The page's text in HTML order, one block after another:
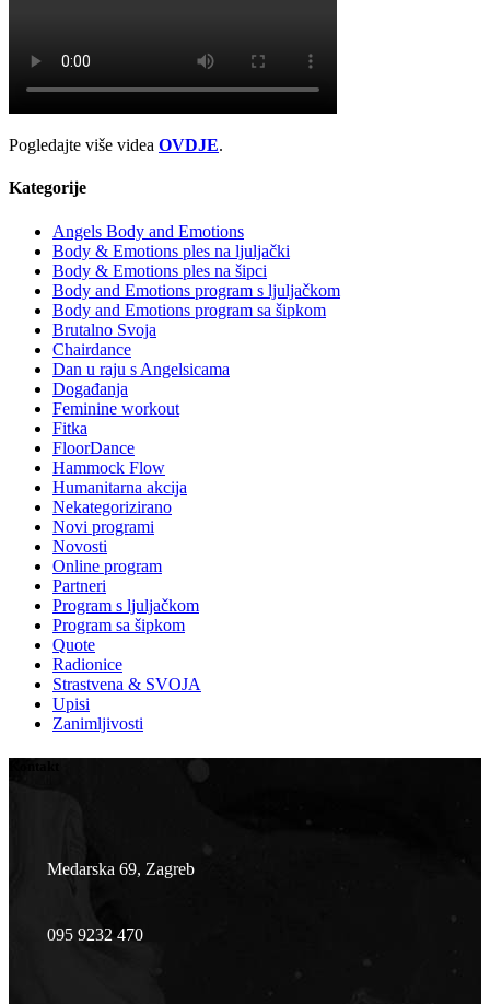
Pogledajte više videa OVDJE.
Kategorije
Angels Body and Emotions
Body & Emotions ples na ljuljački
Body & Emotions ples na šipci
Body and Emotions program s ljuljačkom
Body and Emotions program sa šipkom
Brutalno Svoja
Chairdance
Dan u raju s Angelsicama
Događanja
Feminine workout
Fitka
FloorDance
Hammock Flow
Humanitarna akcija
Nekategorizirano
Novi programi
Novosti
Online program
Partneri
Program s ljuljačkom
Program sa šipkom
Quote
Radionice
Strastvena & SVOJA
Upisi
Zanimljivosti
Medarska 69, Zagreb
095 9232 470